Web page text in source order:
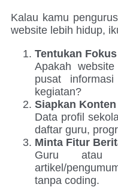
Kalau kamu
website lebih hidup,
Tentukan
Apakah
pusat
kegiatan?
Siapkan
Data profil
daftar guru,
Minta Fitur
Guru atau
artikel/
tanpa coding.